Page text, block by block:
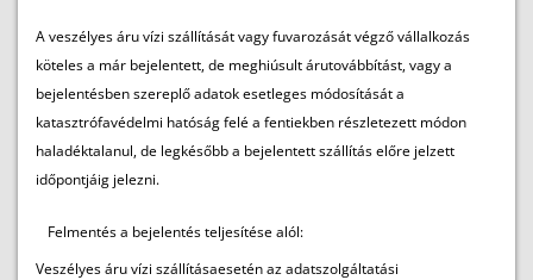
A veszélyes áru vízi szállítását vagy fuvarozását végző vállalkozás
köteles a már bejelentett, de meghiúsult árutovábbítást, vagy a
bejelentésben szereplő adatok esetleges módosítását a
katasztrófavédelmi hatóság felé a fentiekben részletezett módon
haladéktalanul, de legkésőbb a bejelentett szállítás előre jelzett
időpontjáig jelezni.
Felmentés a bejelentés teljesítése alól:
Veszélyes áru vízi szállításaesetén az adatszolgáltatási